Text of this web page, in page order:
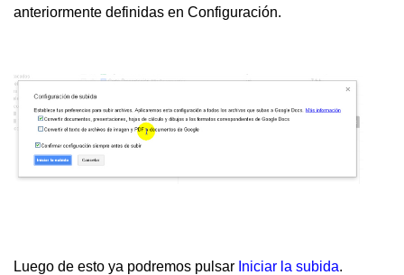
anteriormente definidas en Configuración.
Luego de esto ya podremos pulsar Iniciar la subida.